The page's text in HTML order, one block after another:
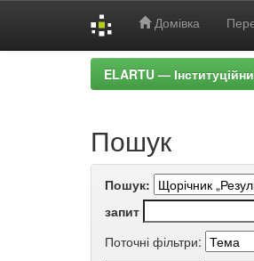
Домівка
ELARTU —
Пошук
Пошук:
запит
Поточні фільтри: